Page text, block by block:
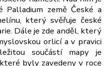
Palladium země České a
který svěřuje české
Dále je zde anděl, který
orlicí a v pravici
součástí mapy je
byly zavedeny v roce